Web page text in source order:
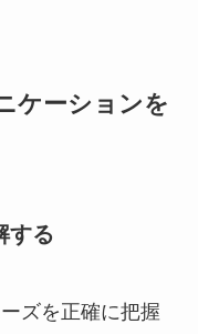
ケーションを
する
ズを正確に把握